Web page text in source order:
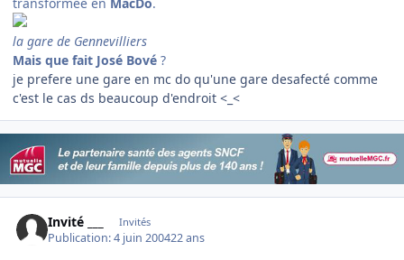
transformée en MacDo.
la gare de Gennevilliers
Mais que fait José Bové ?
je prefere une gare en mc do qu'une gare desafecté comme
c'est le cas ds beaucoup d'endroit <_<
Invité ___ Invités
Publication:4 juin 200422 ans